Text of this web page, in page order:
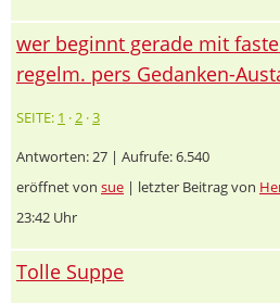
wer beginnt gerade mit
regelm. pers Gedanken-
SEITE: 1 ·2 ·3
Antworten: 27 | Aufrufe: 6.540
eröffnet von sue | letzter Beitrag von
23:42 Uhr
Tolle Suppe